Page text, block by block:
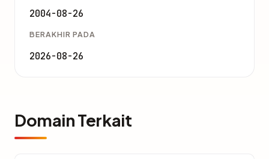
2004-08-26
BERAKHIR PADA
2026-08-26
Domain Terkait